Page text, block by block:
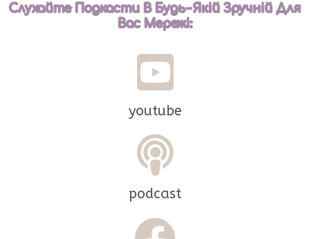
Слухайте Подкасти В Будь-Якій Зручній Для
Вас Мережі:
youtube
podcast